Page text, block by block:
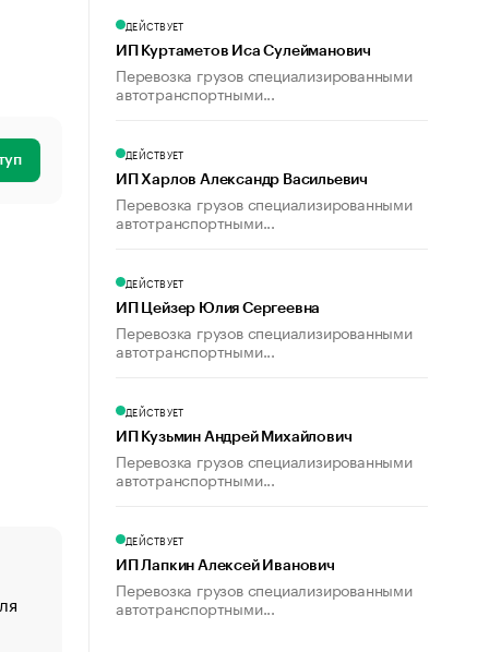
«От спорта тело стареет иначе». Как живет глава
создавшей GTA
ДЕЙСТВУЕТ
ИП Куртаметов Иса Сулейманович
Перевозка грузов специализированными
автотранспортными...
ДЕЙСТВУЕТ
ИП Харлов Александр Васильевич
Перевозка грузов специализированными
автотранспортными...
ДЕЙСТВУЕТ
ИП Цейзер Юлия Сергеевна
Перевозка грузов специализированными
автотранспортными...
ДЕЙСТВУЕТ
ИП Кузьмин Андрей Михайлович
Перевозка грузов специализированными
автотранспортными...
ДЕЙСТВУЕТ
ИП Лапкин Алексей Иванович
Перевозка грузов специализированными
автотранспортными...